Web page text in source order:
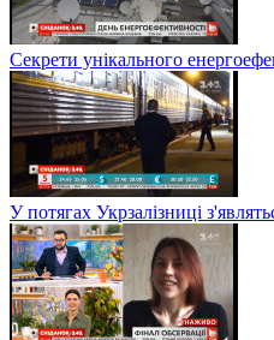
Секрети унікального
У потягах Укрзалізниці